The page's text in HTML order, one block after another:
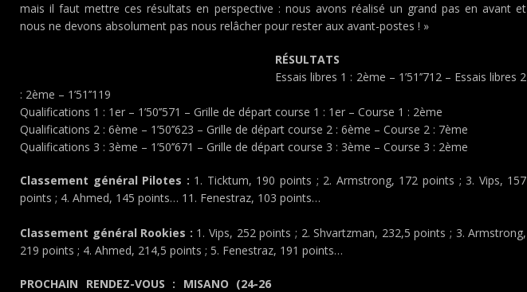
mais il faut mettre ces résultats en perspective : nous avons réalisé un grand pas en avant et
nous ne devons absolument pas nous relâcher pour rester aux avant-postes ! »
RÉSULTATS
Essais libres 1 : 2ème – 1’51’’712 – Essais libres 2
: 2ème – 1’51’’119
Qualifications 1 : 1er – 1’50’’571 – Grille de départ course 1 : 1er – Course 1 : 2ème
Qualifications 2 : 6ème – 1’50’’623 – Grille de départ course 2 : 6ème – Course 2 : 7ème
Qualifications 3 : 3ème – 1’50’’671 – Grille de départ course 3 : 3ème – Course 3 : 2ème
Classement général Pilotes : 1. Ticktum, 190 points ; 2. Armstrong, 172 points ; 3. Vips, 157
points ; 4. Ahmed, 145 points… 11. Fenestraz, 103 points…
Classement général Rookies : 1. Vips, 252 points ; 2. Shvartzman, 232,5 points ; 3. Armstrong,
219 points ; 4. Ahmed, 214,5 points ; 5. Fenestraz, 191 points…
PROCHAIN RENDEZ-VOUS : MISANO (24-26